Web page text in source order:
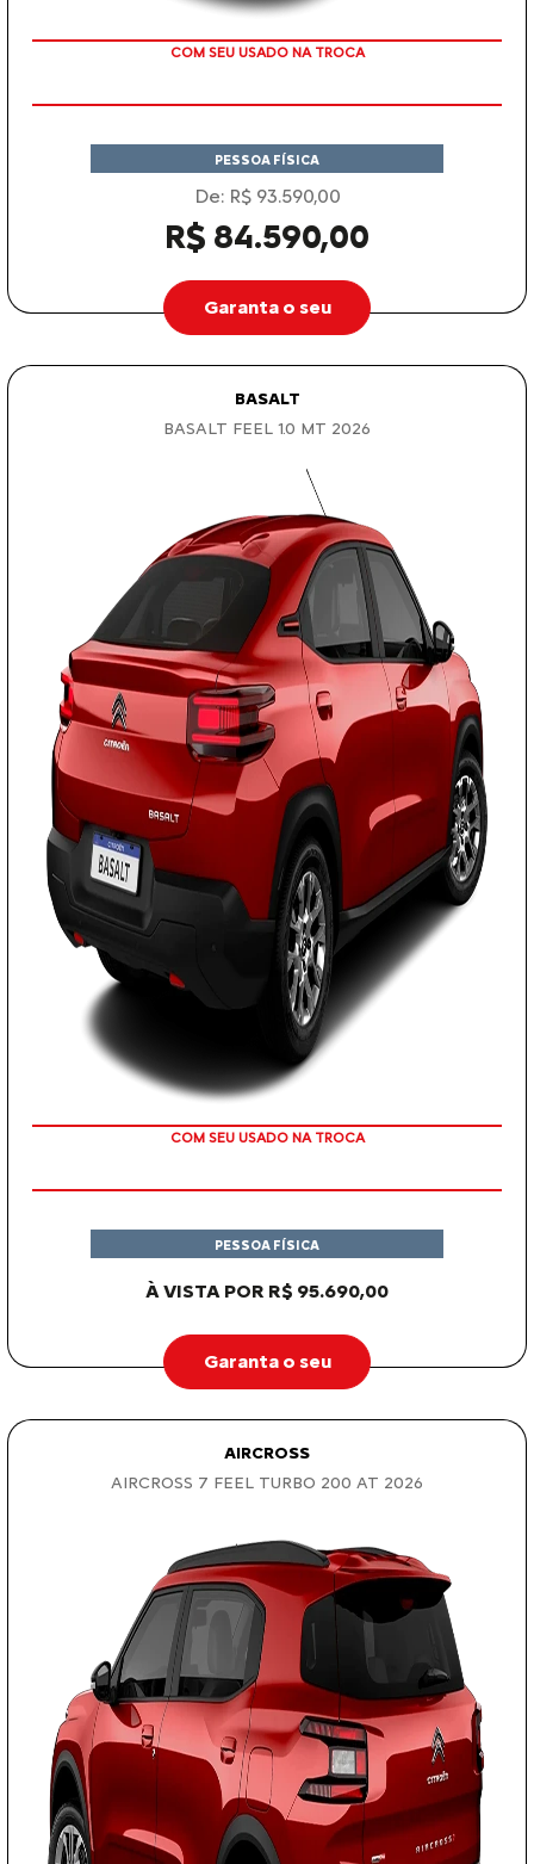
TAXA 0 %
PESSOA FÍSICA
De: R$ 93.590,00
R$ 84.590,00
Garanta o seu
BASALT
BASALT FEEL 1.0 MT 2026
OU TAXA 0%
À VISTA POR R$ 95.690,00
PESSOA FÍSICA
Garanta o seu
AIRCROSS
AIRCROSS 7 FEEL TURBO 200 AT 2026